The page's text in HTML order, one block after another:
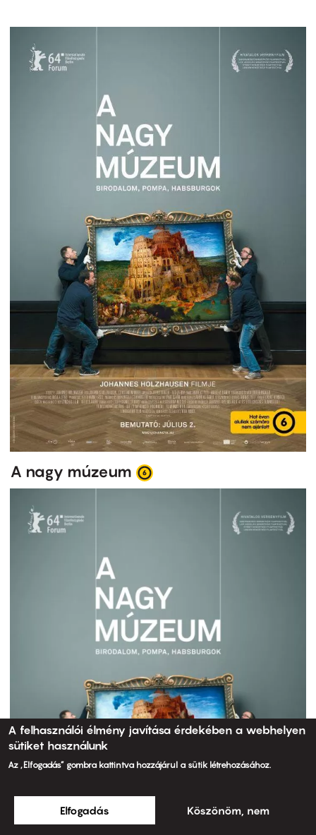
A nagy múzeum
A felhasználói élmény javítása érdekében a webhelyen
sütiket használunk
Az „Elfogadás” gombra kattintva hozzájárul a sütik létrehozásához.
Elfogadás Köszönöm, nem